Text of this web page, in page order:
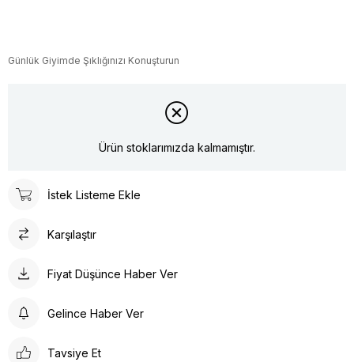
Günlük Giyimde Şıklığınızı Konuşturun
Ürün stoklarımızda kalmamıştır.
İstek Listeme Ekle
Karşılaştır
Fiyat Düşünce Haber Ver
Gelince Haber Ver
Tavsiye Et